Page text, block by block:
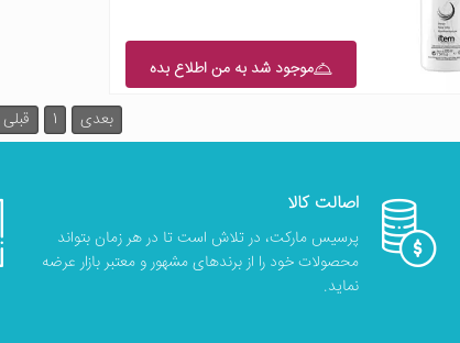
موجود شد به من اطلاع بده
قبلی 1 بعدی
اصالت کالا
پرسیس مارکت، در تلاش است تا در هر زمان بتواند
محصولات خود را از برندهای مشهور و معتبر بازار عرضه
نماید.